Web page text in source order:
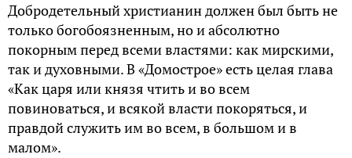
Добродетельный христианин должен был быть не
только богобоязненным, но и абсолютно
покорным перед всеми властями: как мирскими,
так и духовными. В «Домострое» есть целая глава
«Как царя или князя чтить и во всем
повиноваться, и всякой власти покоряться, и
правдой служить им во всем, в большом и в
малом».